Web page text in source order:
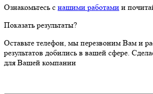
Ознакомьтесь с нашими работами и
Показать результаты?
Оставьте телефон, мы перезвоним Вам и
результатов добились в вашей сфере.
для Вашей компании